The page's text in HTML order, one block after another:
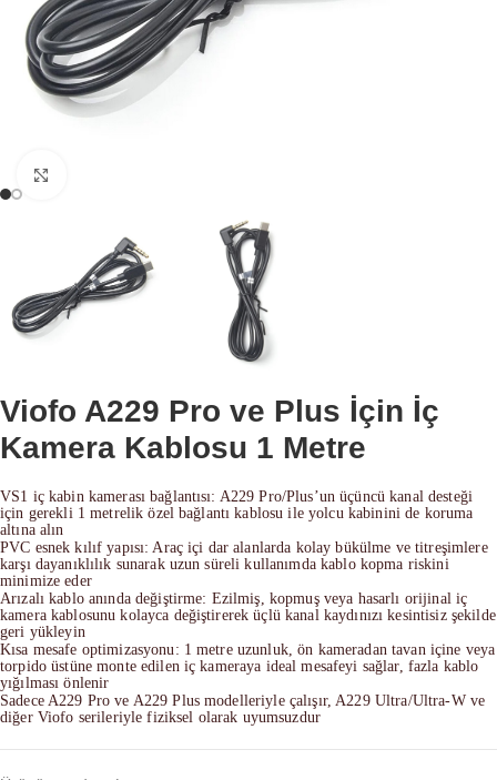
Viofo A229 Pro ve Plus İçin İç
Kamera Kablosu 1 Metre
VS1 iç kabin kamerası bağlantısı: A229 Pro/Plus’un üçüncü kanal desteği
için gerekli 1 metrelik özel bağlantı kablosu ile yolcu kabinini de koruma
altına alın
PVC esnek kılıf yapısı: Araç içi dar alanlarda kolay bükülme ve titreşimlere
karşı dayanıklılık sunarak uzun süreli kullanımda kablo kopma riskini
minimize eder
Arızalı kablo anında değiştirme: Ezilmiş, kopmuş veya hasarlı orijinal iç
kamera kablosunu kolayca değiştirerek üçlü kanal kaydınızı kesintisiz şekilde
geri yükleyin
Kısa mesafe optimizasyonu: 1 metre uzunluk, ön kameradan tavan içine veya
torpido üstüne monte edilen iç kameraya ideal mesafeyi sağlar, fazla kablo
yığılması önlenir
Sadece A229 Pro ve A229 Plus modelleriyle çalışır, A229 Ultra/Ultra-W ve
diğer Viofo serileriyle fiziksel olarak uyumsuzdur